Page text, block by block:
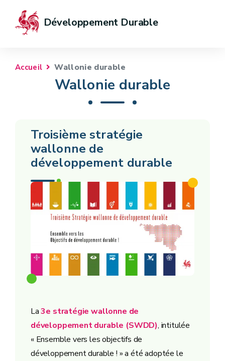
Développement Durable
Accueil Wallonie durable
Wallonie durable
Troisième stratégie
wallonne de
développement durable
La3e stratégie wallonne de
développement durable (SWDD), intitulée
« Ensemble vers les objectifs de
développement durable ! » a été adoptée le